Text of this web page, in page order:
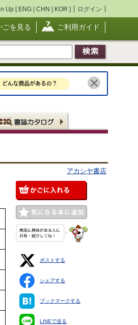
Up [ ENG | CHN | KOR ] ログイン
ごを見る ご利用ガイド
アカシヤ書店
ポストする
シェアする
ブックマークする
LINEで送る